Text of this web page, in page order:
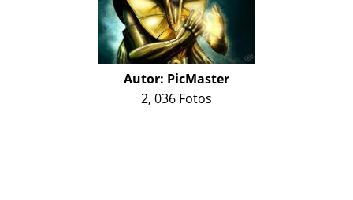
Autor: PicMaster
2, 036 Fotos